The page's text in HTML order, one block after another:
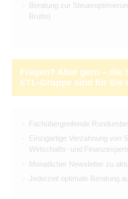
Beratung zur
Brutto)
Fragen? Aber gern – die
ETL-Gruppe sind für Sie
Fachübergreifende
Einzigartige Verzahnung von
Wirtschafts- und
Monatlicher Newsletter zu
Jederzeit optimale Beratung